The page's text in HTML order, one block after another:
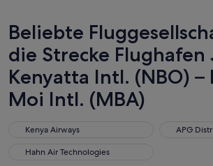
Beliebte
die Strecke Flughafen
Kenyatta Intl. (NBO) –
Moi Intl. (MBA)
Kenya Airways
Kenya Airways APG
APG
Hahn Air Technologies
Hahn Air Technologies